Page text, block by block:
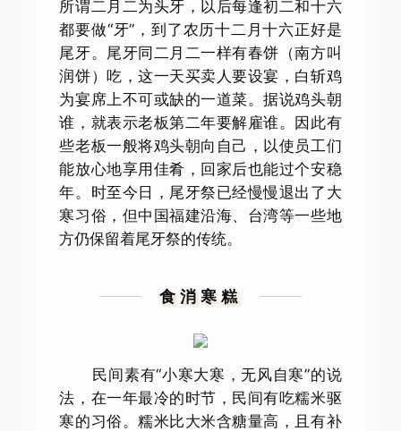
所谓二月二为头牙，以后每逢初二和十六
都要做“牙”，到了农历十二月十六正好是
尾牙。尾牙同二月二一样有春饼（南方叫
润饼）吃，这一天买卖人要设宴，白斩鸡
为宴席上不可或缺的一道菜。据说鸡头朝
谁，就表示老板第二年要解雇谁。因此有
些老板一般将鸡头朝向自己，以使员工们
能放心地享用佳肴，回家后也能过个安稳
年。时至今日，尾牙祭已经慢慢退出了大
寒习俗，但中国福建沿海、台湾等一些地
方仍保留着尾牙祭的传统。
食消寒糕
民间素有“小寒大寒，无风自寒”的说
法，在一年最冷的时节，民间有吃糯米驱
寒的习俗。糯米比大米含糖量高，且有补